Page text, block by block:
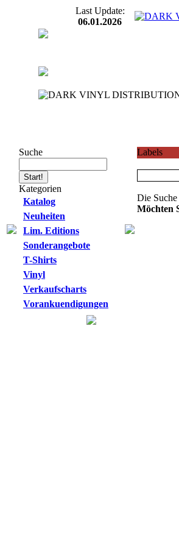
Last Update:
06.01.2026
Suche
Kategorien
Katalog
Neuheiten
Lim. Editions
Sonderangebote
T-Shirts
Vinyl
Verkaufscharts
Vorankuendigungen
Labels
Die Suche
Möchten